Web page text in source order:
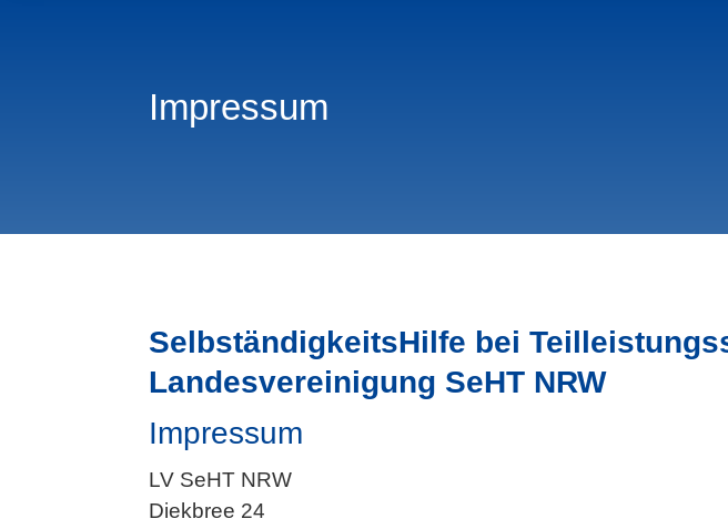
Impressum
SelbständigkeitsHilfe bei
Landesvereinigung SeHT NRW
Impressum
LV SeHT NRW
Diekbree 24